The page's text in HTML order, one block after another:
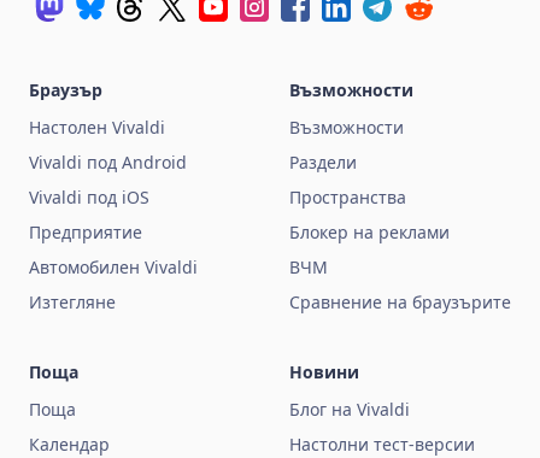
Браузър
Настолен Vivaldi
Vivaldi под Android
Vivaldi под iOS
Предприятие
Автомобилен Vivaldi
Изтегляне
Възможности
Възможности
Раздели
Пространства
Блокер на реклами
ВЧМ
Сравнение на браузърите
Поща
Поща
Календар
Новини
Блог на Vivaldi
Настолни тест-версии